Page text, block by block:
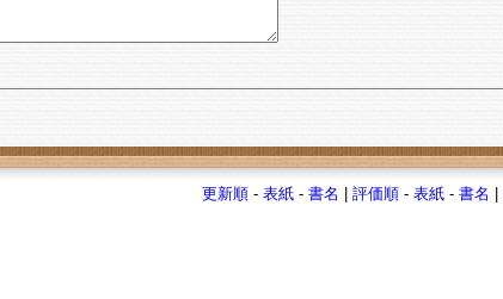
更新順 -表紙 -書名 |評価順 -表紙 -書名